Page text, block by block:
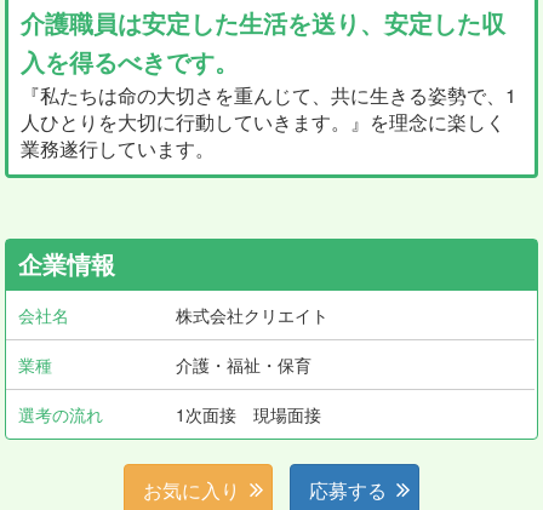
介護職員は安定した生活を送り、安定した収
入を得るべきです。
『私たちは命の大切さを重んじて、共に生きる姿勢で、1
人ひとりを大切に行動していきます。』を理念に楽しく
業務遂行しています。
企業情報
会社名 株式会社クリエイト
業種 介護・福祉・保育
選考の流れ 1次面接 現場面接
お気に入り 応募する